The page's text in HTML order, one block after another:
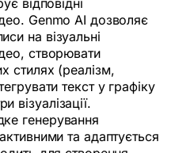
Genmo AI дозволяє
на візуальні
створювати
стилях (реалізм,
текст у графіку
візуалізації.
генерування
та адаптується